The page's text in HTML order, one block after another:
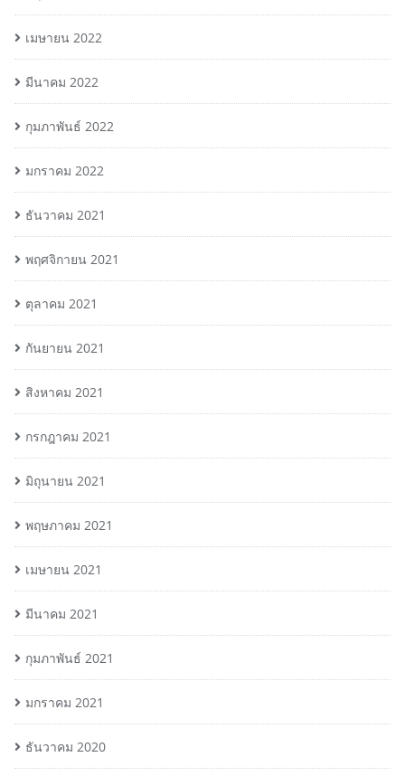
เมษายน 2022
มีนาคม 2022
กุมภาพันธ์ 2022
มกราคม 2022
ธันวาคม 2021
พฤศจิกายน 2021
ตุลาคม 2021
กันยายน 2021
สิงหาคม 2021
กรกฎาคม 2021
มิถุนายน 2021
พฤษภาคม 2021
เมษายน 2021
มีนาคม 2021
กุมภาพันธ์ 2021
มกราคม 2021
ธันวาคม 2020